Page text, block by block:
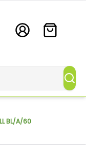
BL/A/60